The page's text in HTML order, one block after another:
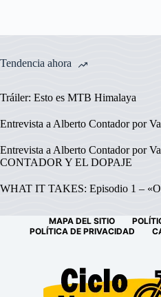
Tendencia ahora
Tráiler: Esto es MTB Himalaya
Entrevista a Alberto Contador por
Entrevista a Alberto Contador por
CONTADOR Y EL DOPAJE
WHAT IT TAKES: Episodio 1 –
MAPA DEL SITIO
POLÍTICA DE PRIVACIDAD